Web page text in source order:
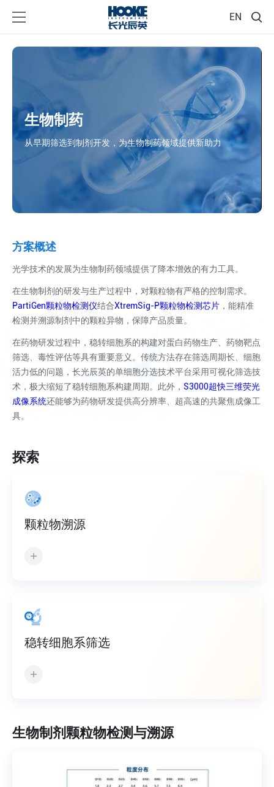
EN
生物制药
从早期筛选到制剂开发，为生物制药领域提供新助力
方案概述
光学技术的发展为生物制药领域提供了降本增效的有力工具。
在生物制剂的研发与生产过程中，对颗粒物有严格的控制需求。
PartiGen颗粒物检测仪结合XtremSig-P颗粒物检测芯片 ，能精准
检测并溯源制剂中的颗粒异物，保障产品质量。
在药物研发过程中，稳转细胞系的构建对蛋白药物生产、药物靶点
筛选、毒性评估等具有重要意义。传统方法存在筛选周期长、细胞
活力低的问题，长光辰英的单细胞分选技术平台采用可视化筛选技
术，极大缩短了稳转细胞系构建周期。此外， S3000超快三维荧光
成像系统还能够为药物研发提供高分辨率、超高速的共聚焦成像工
具。
探索
颗粒物溯源
稳转细胞系筛选
生物制剂颗粒物检测与溯源